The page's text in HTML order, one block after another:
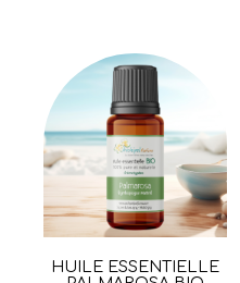
Aperçu rapide
HUILE ESSENTIELLE